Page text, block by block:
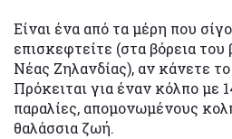
Είναι ένα από τα μέρη που
επισκεφτείτε (στα βόρεια του
Νέας Ζηλανδίας), αν κάνετε το
Πρόκειται για έναν κόλπο με
παραλίες, απομονωμένους
θαλάσσια ζωή.